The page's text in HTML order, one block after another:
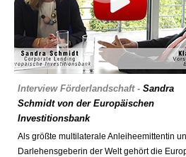
Interview Förderlandschaft - Sandra
Schmidtvon der Europäischen
Investitionsbank
Als größte multilaterale Anleiheemittentin
Darlehensgeberin der Welt gehört die